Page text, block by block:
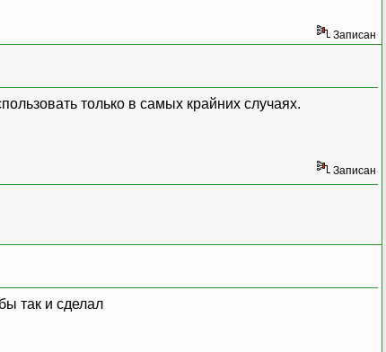
Записан
только в самых крайних случаях.
Записан
так и сделал